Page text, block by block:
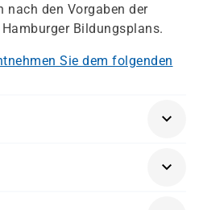
nach den Vorgaben der
Bildungsplans.
Sie dem folgenden
mit Menschen